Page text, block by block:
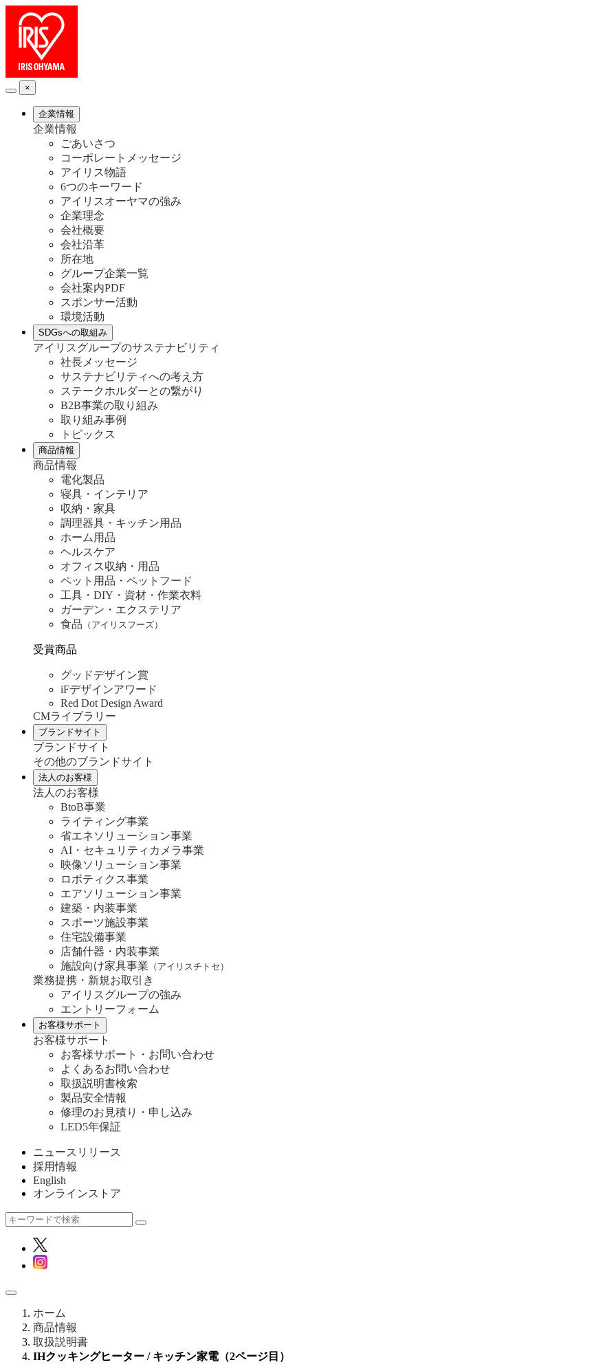
×
企業情報
企業情報
ごあいさつ
コーポレートメッセージ
アイリス物語
6つのキーワード
アイリスオーヤマの強み
企業理念
会社概要
会社沿革
所在地
グループ企業一覧
会社案内PDF
スポンサー活動
環境活動
SDGsへの取組み
アイリスグループのサステナビリティ
社長メッセージ
サステナビリティへの考え方
ステークホルダーとの繋がり
B2B事業の取り組み
取り組み事例
トピックス
商品情報
商品情報
電化製品
寝具・インテリア
収納・家具
調理器具・キッチン用品
ホーム用品
ヘルスケア
オフィス収納・用品
ペット用品・ペットフード
工具・DIY・資材・作業衣料
ガーデン・エクステリア
食品 （アイリスフーズ）
受賞商品
グッドデザイン賞
iFデザインアワード
Red Dot Design Award
CMライブラリー
ブランドサイト
ブランドサイト
その他のブランドサイト
法人のお客様
法人のお客様
BtoB事業
ライティング事業
省エネソリューション事業
AI・セキュリティカメラ事業
映像ソリューション事業
ロボティクス事業
エアソリューション事業
建築・内装事業
スポーツ施設事業
住宅設備事業
店舗什器・内装事業
施設向け家具事業 （アイリスチトセ）
業務提携・新規お取引き
アイリスグループの強み
エントリーフォーム
お客様サポート
お客様サポート
お客様サポート・お問い合わせ
よくあるお問い合わせ
取扱説明書検索
製品安全情報
修理のお見積り・申し込み
LED5年保証
ニュースリリース
採用情報
English
オンラインストア
ホーム
商品情報
取扱説明書
IHクッキングヒーター / キッチン家電（2ページ目）